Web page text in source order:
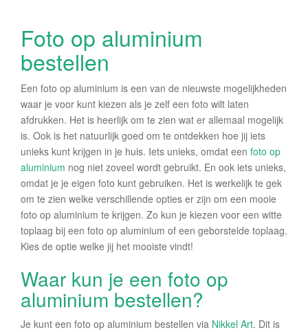
Foto op aluminium
bestellen
Een foto op aluminium is een van de nieuwste mogelijkheden
waar je voor kunt kiezen als je zelf een foto wilt laten
afdrukken. Het is heerlijk om te zien wat er allemaal mogelijk
is. Ook is het natuurlijk goed om te ontdekken hoe jij iets
unieks kunt krijgen in je huis. Iets unieks, omdat een foto op
aluminium nog niet zoveel wordt gebruikt. En ook iets unieks,
omdat je je eigen foto kunt gebruiken. Het is werkelijk te gek
om te zien welke verschillende opties er zijn om een mooie
foto op aluminium te krijgen. Zo kun je kiezen voor een witte
toplaag bij een foto op aluminium of een geborstelde toplaag.
Kies de optie welke jij het mooiste vindt!
Waar kun je een foto op
aluminium bestellen?
Je kunt een foto op aluminium bestellen via Nikkel Art. Dit is